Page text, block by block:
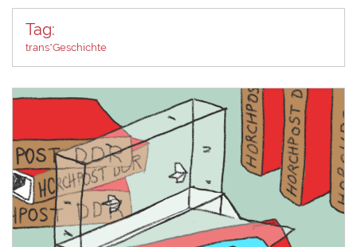
Tag:
trans*Geschichte